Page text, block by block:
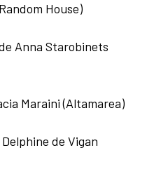
House)
Anna Starobinets
Maraini (Altamarea)
de Vigan